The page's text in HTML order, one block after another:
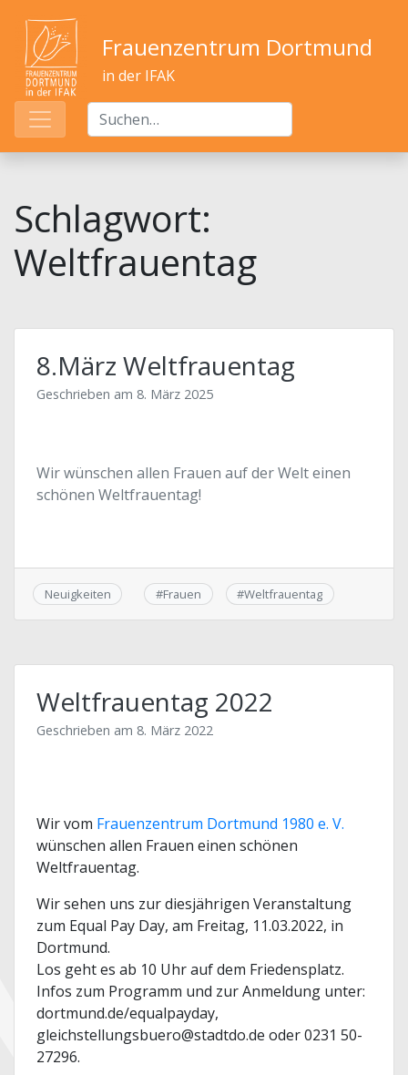
Frauenzentrum Dortmund
in der IFAK
Schlagwort:
Weltfrauentag
8.März Weltfrauentag
Geschrieben am 8. März 2025
Wir wünschen allen Frauen auf der Welt einen
schönen Weltfrauentag!
Neuigkeiten #Frauen #Weltfrauentag
Weltfrauentag 2022
Geschrieben am 8. März 2022
Wir vom Frauenzentrum Dortmund 1980 e. V.
wünschen allen Frauen einen schönen
Weltfrauentag.
Wir sehen uns zur diesjährigen Veranstaltung
zum Equal Pay Day, am Freitag, 11.03.2022, in
Dortmund.
Los geht es ab 10 Uhr auf dem Friedensplatz.
Infos zum Programm und zur Anmeldung unter:
dortmund.de/equalpayday,
gleichstellungsbuero@stadtdo.de oder 0231 50-
27296.